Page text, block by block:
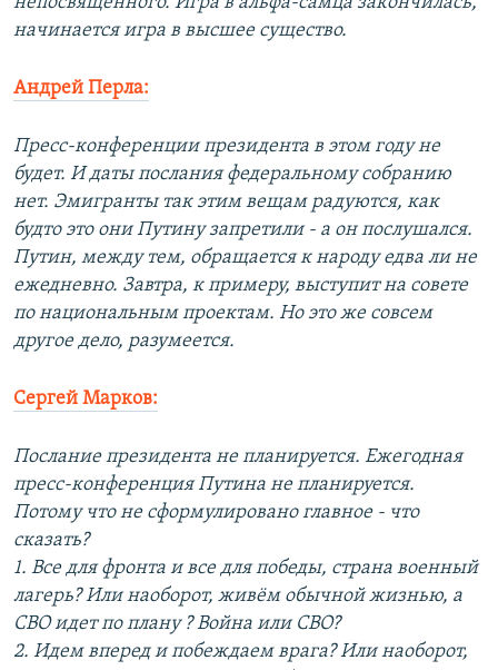
начинается игра в высшее существо.
Андрей Перла:
Пресс-конференции президента в этом году не
будет. И даты послания федеральному собранию
нет. Эмигранты так этим вещам радуются, как
будто это они Путину запретили - а он послушался.
Путин, между тем, обращается к народу едва ли не
ежедневно. Завтра, к примеру, выступит на совете
по национальным проектам. Но это же совсем
другое дело, разумеется.
Сергей Марков:
Послание президента не планируется. Ежегодная
пресс-конференция Путина не планируется.
Потому что не сформулировано главное - что
сказать?
1. Все для фронта и все для победы, страна военный
лагерь? Или наоборот, живём обычной жизнью, а
СВО идет по плану ? Война или СВО?
2. Идем вперед и побеждаем врага? Или наоборот,